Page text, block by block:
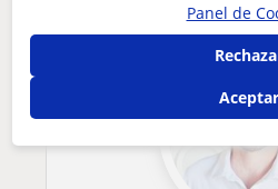
Panel de
Aceptar